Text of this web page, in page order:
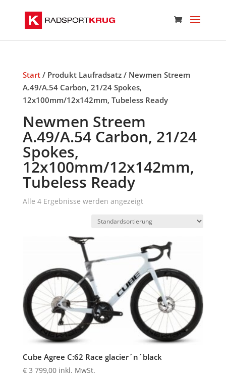
Start/ Produkt Laufradsatz / Newmen Streem
A.49/A.54 Carbon, 21/24 Spokes,
12x100mm/12x142mm, Tubeless Ready
Newmen Streem
A.49/A.54 Carbon, 21/24
Spokes,
12x100mm/12x142mm,
Tubeless Ready
Alle 4 Ergebnisse werden angezeigt
Cube Agree C:62 Race glacier´n´black
€3 799,00 inkl. MwSt.